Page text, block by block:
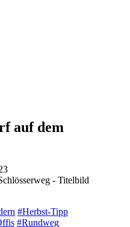
auf dem
#Herbst-Tipp
#Rundweg